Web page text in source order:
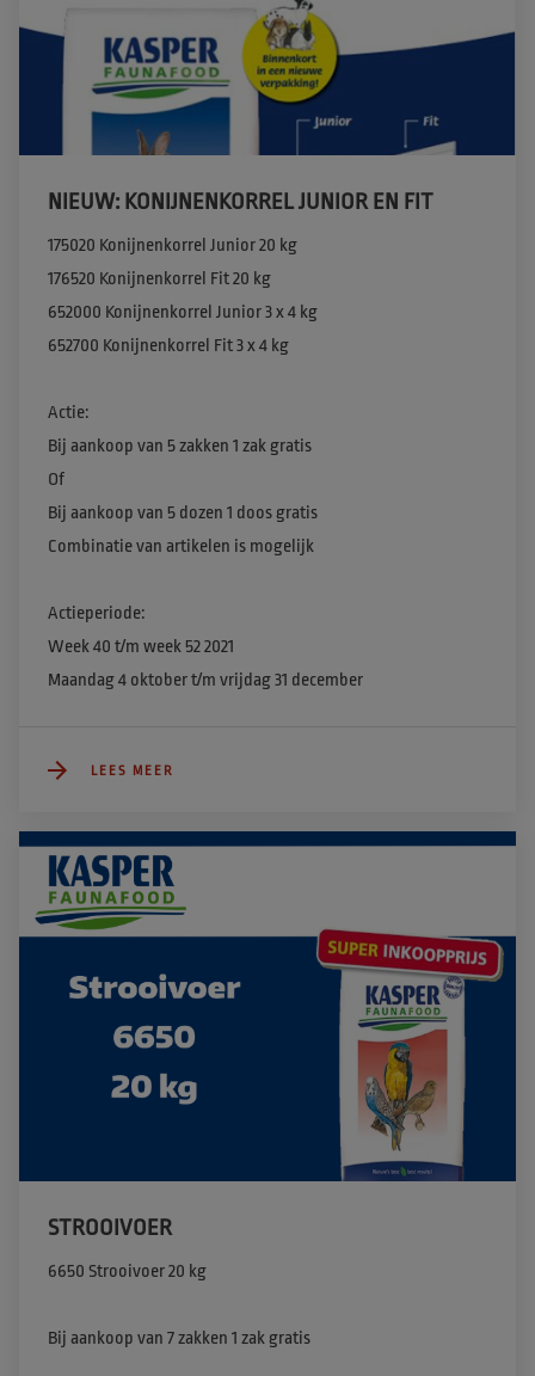
NIEUW: KONIJNENKORREL JUNIOR EN FIT​
175020 Konijnenkorrel Junior 20 kg​
176520 Konijnenkorrel Fit 20 kg​​
652000 Konijnenkorrel Junior 3 x 4 kg​
652700 Konijnenkorrel Fit 3 x 4 kg​
Actie:
Bij aankoop van 5 zakken 1 zak gratis
Of
Bij aankoop van 5 dozen 1 doos gratis
Combinatie van artikelen is mogelijk​
​Actieperiode:
Week 40 t/m week 52 2021
Maandag 4 oktober t/m vrijdag 31 december
LEES MEER
STROOIVOER
6650 Strooivoer 20 kg​
Bij aankoop van 7 zakken 1 zak gratis